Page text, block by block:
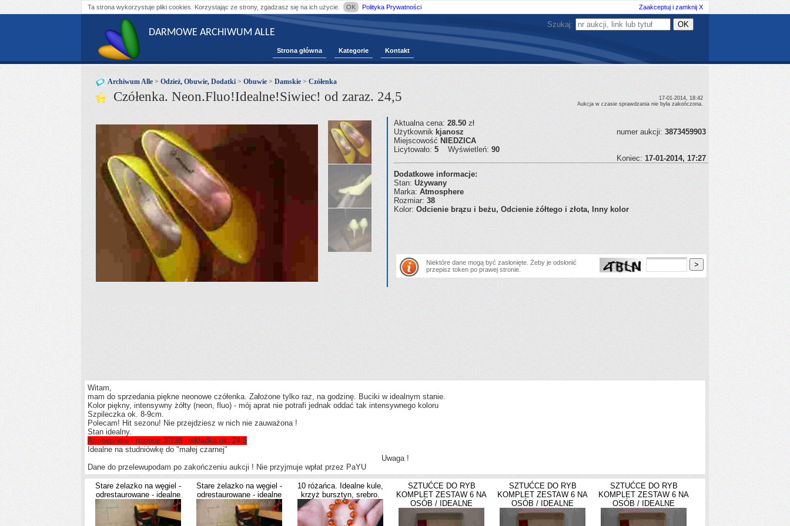
Ta strona wykorzystuje pliki cookies. Korzystając ze strony, zgadzasz się na ich użycie. OK Polityka Prywatności Zaakceptuj i zamknij X
DARMOWE ARCHIWUM ALLE
Strona główna Kategorie Kontakt
Szukaj:
Archiwum Alle > Odzież, Obuwie, Dodatki > Obuwie > Damskie > Czółenka
Czółenka. Neon.Fluo!Idealne!Siwiec! od zaraz. 24,5
17-01-2014, 18:42
Aukcja w czasie sprawdzania nie była zakończona.
Aktualna cena: 28.50 zł
Użytkownik kjanosz numer aukcji: 3873459903
Miejscowość NIEDZICA
Licytowało: 5 Wyświetleń: 90
Koniec: 17-01-2014, 17:27
Dodatkowe informacje:
Stan: Używany
Marka: Atmosphere
Rozmiar: 38
Kolor: Odcienie brązu i beżu, Odcienie żółtego i złota, Inny kolor
Niektóre dane mogą być zasłonięte. Żeby je odsłonić
przepisz token po prawej stronie.
Witam,
mam do sprzedania piękne neonowe czółenka. Założone tylko raz, na godzinę. Buciki w idealnym stanie.
Kolor piękny, intensywny żółty (neon, fluo) - mój aprat nie potrafi jednak oddać tak intensywnego koloru
Szpileczka ok. 8-9cm.
Polecam! Hit sezonu! Nie przejdziesz w nich nie zauważona !
Stan idealny.
Atmosphere - rozmiar 37/38 - wkładka ok. 24,5
Idealne na studniówkę do "małej czarnej"
Uwaga !
Dane do przelewupodam po zakończeniu aukcji ! Nie przyjmuje wpłat przez PaYU
Stare żelazko na węgiel -
odrestaurowane - idealne
Stare żelazko na węgiel -
odrestaurowane - idealne
10 różańca. Idealne kule,
krzyż bursztyn, srebro.
SZTUĆCE DO RYB
KOMPLET ZESTAW 6 NA
OSÓB / IDEALNE
SZTUĆCE DO RYB
KOMPLET ZESTAW 6 NA
OSÓB / IDEALNE
SZTUĆCE DO RYB
KOMPLET ZESTAW 6 NA
OSÓB / IDEALNE